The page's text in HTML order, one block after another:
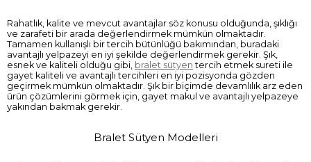
Rahatlık, kalite ve mevcut avantajlar söz konusu olduğunda, şıklığı
ve zarafeti bir arada değerlendirmek mümkün olmaktadır.
Tamamen kullanışlı bir tercih bütünlüğü bakımından, buradaki
avantajlı yelpazeyi en iyi şekilde değerlendirmek gerekir. Şık,
esnek ve kaliteli olduğu gibi, bralet sütyen tercih etmek sureti ile
gayet kaliteli ve avantajlı tercihleri en iyi pozisyonda gözden
geçirmek mümkün olmaktadır. Şık bir biçimde devamlılık arz eden
ürün çözümlerini görmek için, gayet makul ve avantajlı yelpazeye
yakından bakmak gerekir.
Bralet Sütyen Modelleri